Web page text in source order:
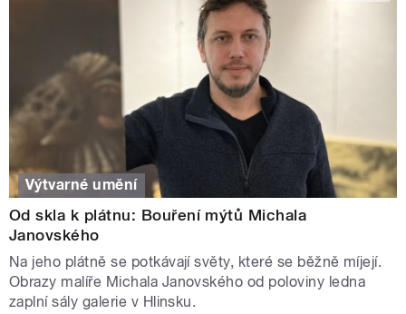
Výtvarné umění
Od skla k plátnu: Bouření mýtů Michala
Janovského
Na jeho plátně se potkávají světy, které se běžně míjejí.
Obrazy malíře Michala Janovského od poloviny ledna
zaplní sály galerie v Hlinsku.